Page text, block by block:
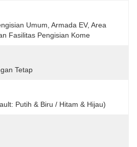
Umum, Armada EV, Area
Fasilitas Pengisian Kome
Tetap
Putih & Biru / Hitam & Hijau)